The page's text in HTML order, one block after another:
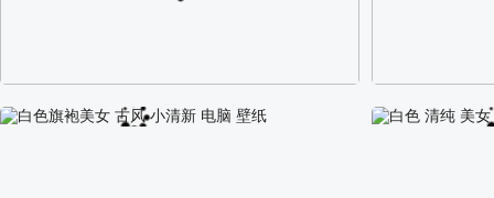
阿尔卑斯山区自然风景壁纸 校园长发可爱